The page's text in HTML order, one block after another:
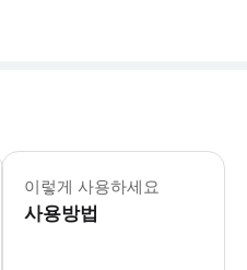
* 소요시간 : 90분 (옵션에 따라 소요
이렇게 사용하세요
사용방법